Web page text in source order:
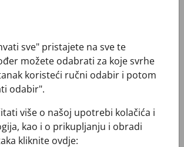
sve" pristajete na sve te
možete odabrati za koje svrhe
koristeći ručni odabir i potom
odabir".
više o našoj upotrebi kolačića i
kao i o prikupljanju i obradi
kliknite ovdje: